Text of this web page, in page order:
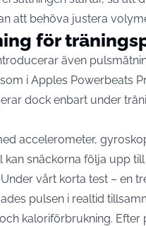
att behöva justera
för
även
i Apples Powerbeats
dock enbart under
accelerometer,
kan snäckorna följa upp
vårt korta test – en
pulsen i realtid
kaloriförbrukning. Efter